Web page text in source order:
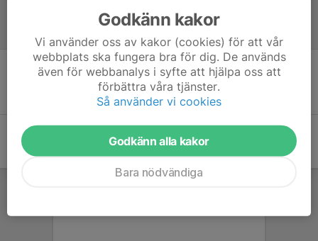
Inför match
Inget skrivet
Godkänn kakor
Vi använder oss av kakor (cookies) för att vår
webbplats ska fungera bra för dig. De används
även för webbanalys i syfte att hjälpa oss att
förbättra våra tjänster.
Så använder vi cookies
Godkänn alla kakor
Bara nödvändiga